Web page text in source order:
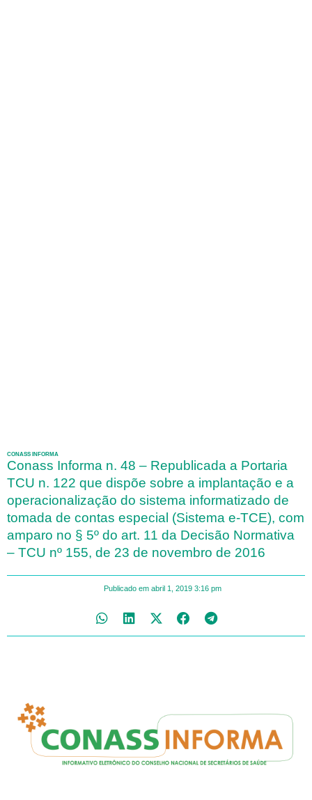
CONASS INFORMA
Conass Informa n. 48 – Republicada a Portaria
TCU n. 122 que dispõe sobre a implantação e a
operacionalização do sistema informatizado de
tomada de contas especial (Sistema e-TCE), com
amparo no § 5º do art. 11 da Decisão Normativa
– TCU nº 155, de 23 de novembro de 2016
Publicado em abril 1, 2019 3:16 pm